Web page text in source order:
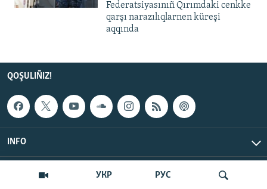
УКР РУС
Federatsiyasınıñ Qırımdaki cenkke
qarşı narazılıqlarnen küreşi
aqqında
QOŞULIÑIZ!
INFO
© Qırım.Aqiqat, 2026 | All Rights Reserved.